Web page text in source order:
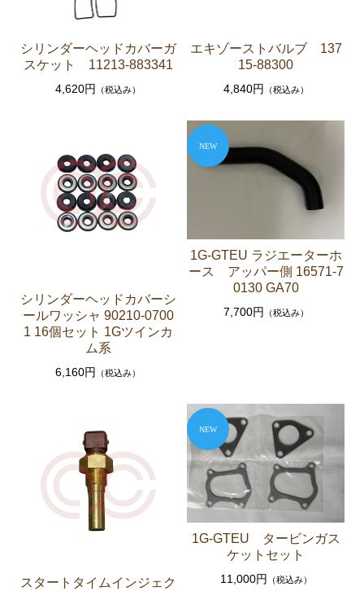
エンジンパーツ 共通（マウント イグニッションコ
ブレーキパーツ（マスターシリンダー リペアキッ
ト ホース など）
クラッチパーツ（マスターシリンダー クラッチレリ
ステアリングパーツ（各種リペアキット ラックブー
ツ ラックエンド タイロッドエンド など）
足回りパーツ（アッパーマウント ベアリング ボー
ルジョイント ブッシュ類 など）
燃料パーツ（ポンプ フィルター ダンパー センダ
駆動パーツ（センターサポートベアリング ドライブ
シャフトブーツ デフなど）
ウエザーストリップ ワイヤー類
エアコン ヒーター関係
エンジンパーツ 7M-GTEU MZ20 MZ21
エンジンパーツ 1G-GTEU GZ20
エンジンパーツ 1G-GEU GZ20
エンジンパーツ 1G-EU GZ20
ブレーキパーツ（マスターシリンダー リペアキッ
シリンダーヘッドカバーガ
スケット 11213-883341
4,620円 （税込み）
エキゾーストバルブ 137
15-88300
4,840円 （税込み）
シリンダーヘッドカバーシ
ールワッシャ 90210-0700
1 16個セット 1Gツインカ
ム系
6,160円 （税込み）
1G-GTEU ラジエーターホ
ース アッパー側 16571-7
0130 GA70
7,700円 （税込み）
スタートタイムインジェク
1G-GTEU タービンガス
ケットセット
11,000円 （税込み）